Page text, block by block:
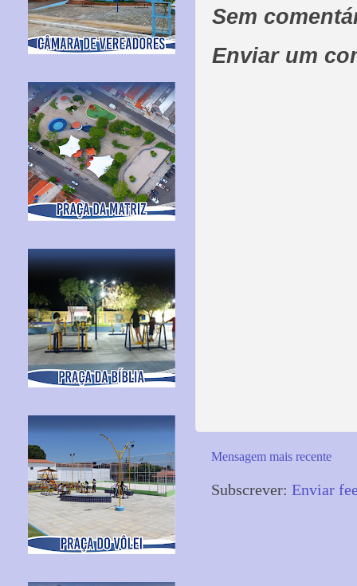
Sem
Enviar um
Mensagem mais recente
Subscrever: Enviar